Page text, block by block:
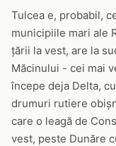
Tulcea e, probabil,
municipiile mari ale
țării la vest, are la
Măcinului - cei mai
începe deja Delta,
drumuri rutiere
care o leagă de
vest, peste Dunăre